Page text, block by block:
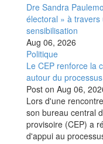
Dre Sandra
électoral » à
sensibilisation
Aug 06, 2026
Politique
Le CEP renforce la
autour du
Post on Aug 06,
Lors d'une
son bureau central
provisoire (CEP) a
d'appui au